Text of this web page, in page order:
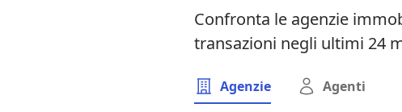
Confronta le agenzie
transazioni negli ultimi 24
Agenzie Agenti